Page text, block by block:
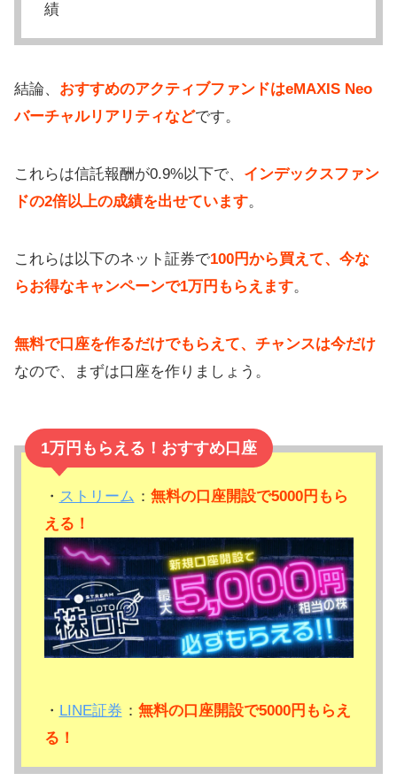
績
結論、 おすすめのアクティブファンドはeMAXIS Neo
バーチャルリアリティなどです。
これらは信託報酬が0.9%以下で、 インデックスファン
ドの2倍以上の成績を出せています。
これらは以下のネット証券で100円から買えて、今な
らお得なキャンペーンで1万円もらえます。
無料で口座を作るだけでもらえて、チャンスは今だけ
なので、まずは口座を作りましょう。
1万円もらえる！おすすめ口座
・ ストリーム ： 無料の口座開設で5000円もら
える！
・ LINE証券 ： 無料の口座開設で5000円もらえ
る！